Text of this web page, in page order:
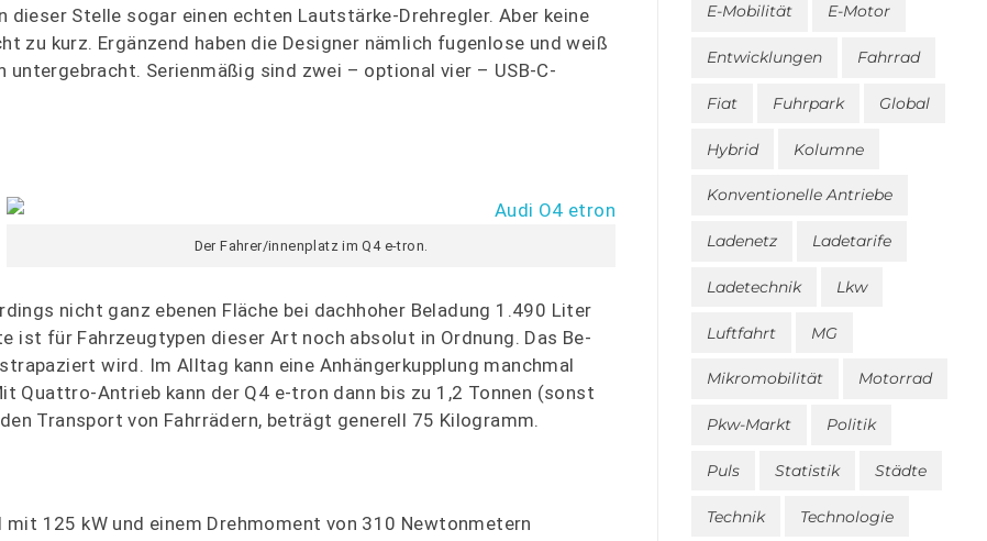
dieser Stelle sogar einen echten Lautstärke-Drehregler. Aber keine
zu kurz. Ergänzend haben die Designer nämlich fugenlose und weiß
Serienmäßig sind zwei – optional vier – USB-C-
Der Fahrer/innenplatz im Q4 e-tron.
nicht ganz ebenen Fläche bei dachhoher Beladung 1.490 Liter
ist für Fahrzeugtypen dieser Art noch absolut in Ordnung. Das Be-
wird. Im Alltag kann eine Anhängerkupplung manchmal
Quattro-Antrieb kann der Q4 e-tron dann bis zu 1,2 Tonnen (sonst
Transport von Fahrrädern, beträgt generell 75 Kilogramm.
125 kW und einem Drehmoment von 310 Newtonmetern
E-Mobilität E-Motor
Entwicklungen Fahrrad
Fiat Fuhrpark Global
Hybrid Kolumne
Konventionelle Antriebe
Ladenetz Ladetarife
Ladetechnik Lkw
Luftfahrt MG
Mikromobilität Motorrad
Pkw-Markt Politik
Puls Statistik Städte
Technik Technologie